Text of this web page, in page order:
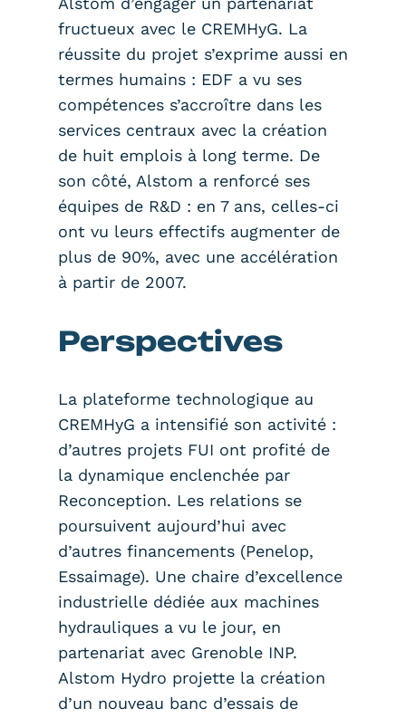
fructueux avec le CREMHyG. La
réussite du projet s’exprime aussi en
termes humains : EDF a vu ses
compétences s’accroître dans les
services centraux avec la création
de huit emplois à long terme. De
son côté, Alstom a renforcé ses
équipes de R&D : en 7 ans, celles-ci
ont vu leurs effectifs augmenter de
plus de 90%, avec une accélération
à partir de 2007.
Perspectives
La plateforme technologique au
CREMHyG a intensifié son activité :
d’autres projets FUI ont profité de
la dynamique enclenchée par
Reconception. Les relations se
poursuivent aujourd’hui avec
d’autres financements (Penelop,
Essaimage). Une chaire d’excellence
industrielle dédiée aux machines
hydrauliques a vu le jour, en
partenariat avec Grenoble INP.
Alstom Hydro projette la création
d’un nouveau banc d’essais de